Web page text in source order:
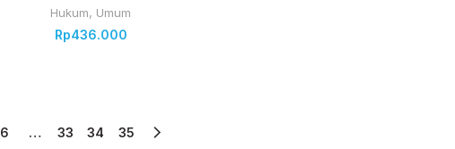
Hukum, Umum
Rp436.000
6 … 33 34 35